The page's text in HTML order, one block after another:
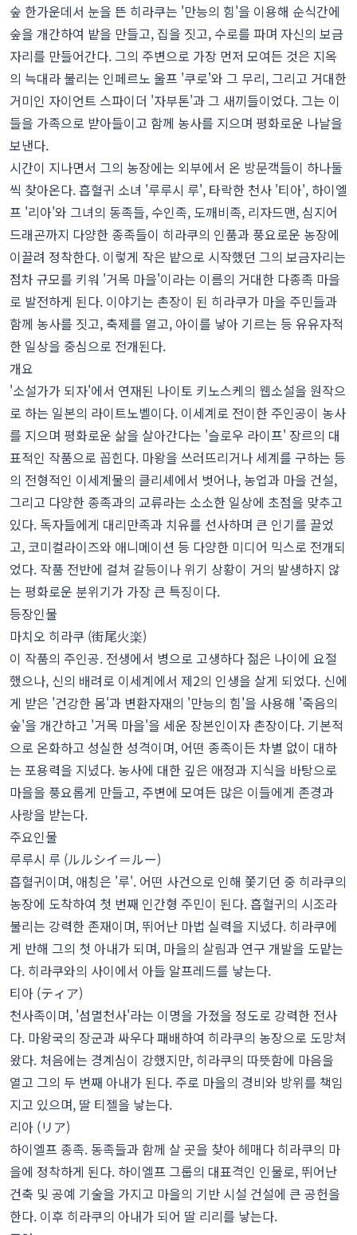
숲 한가운데서 눈을 뜬 히라쿠는 '만능의 힘'을 이용해 순식간에
숲을 개간하여 밭을 만들고, 집을 짓고, 수로를 파며 자신의 보금
자리를 만들어간다. 그의 주변으로 가장 먼저 모여든 것은 지옥
의 늑대라 불리는 인페르노 울프 '쿠로'와 그 무리, 그리고 거대한
거미인 자이언트 스파이더 '자부톤'과 그 새끼들이었다. 그는 이
들을 가족으로 받아들이고 함께 농사를 지으며 평화로운 나날을
보낸다.
시간이 지나면서 그의 농장에는 외부에서 온 방문객들이 하나둘
씩 찾아온다. 흡혈귀 소녀 '루루시 루', 타락한 천사 '티아', 하이엘
프 '리아'와 그녀의 동족들, 수인족, 도깨비족, 리자드맨, 심지어
드래곤까지 다양한 종족들이 히라쿠의 인품과 풍요로운 농장에
이끌려 정착한다. 이렇게 작은 밭으로 시작했던 그의 보금자리는
점차 규모를 키워 '거목 마을'이라는 이름의 거대한 다종족 마을
로 발전하게 된다. 이야기는 촌장이 된 히라쿠가 마을 주민들과
함께 농사를 짓고, 축제를 열고, 아이를 낳아 기르는 등 유유자적
한 일상을 중심으로 전개된다.
개요
'소설가가 되자'에서 연재된 나이토 키노스케의 웹소설을 원작으
로 하는 일본의 라이트노벨이다. 이세계로 전이한 주인공이 농사
를 지으며 평화로운 삶을 살아간다는 '슬로우 라이프' 장르의 대
표적인 작품으로 꼽힌다. 마왕을 쓰러뜨리거나 세계를 구하는 등
의 전형적인 이세계물의 클리셰에서 벗어나, 농업과 마을 건설,
그리고 다양한 종족과의 교류라는 소소한 일상에 초점을 맞추고
있다. 독자들에게 대리만족과 치유를 선사하며 큰 인기를 끌었
고, 코미컬라이즈와 애니메이션 등 다양한 미디어 믹스로 전개되
었다. 작품 전반에 걸쳐 갈등이나 위기 상황이 거의 발생하지 않
는 평화로운 분위기가 가장 큰 특징이다.
등장인물
마치오 히라쿠 (街尾火楽)
이 작품의 주인공. 전생에서 병으로 고생하다 젊은 나이에 요절
했으나, 신의 배려로 이세계에서 제2의 인생을 살게 되었다. 신에
게 받은 '건강한 몸'과 변환자재의 '만능의 힘'을 사용해 '죽음의
숲'을 개간하고 '거목 마을'을 세운 장본인이자 촌장이다. 기본적
으로 온화하고 성실한 성격이며, 어떤 종족이든 차별 없이 대하
는 포용력을 지녔다. 농사에 대한 깊은 애정과 지식을 바탕으로
마을을 풍요롭게 만들고, 주변에 모여든 많은 이들에게 존경과
사랑을 받는다.
주요인물
루루시 루 (ルルシイ＝ルー)
흡혈귀이며, 애칭은 '루'. 어떤 사건으로 인해 쫓기던 중 히라쿠의
농장에 도착하여 첫 번째 인간형 주민이 된다. 흡혈귀의 시조라
불리는 강력한 존재이며, 뛰어난 마법 실력을 지녔다. 히라쿠에
게 반해 그의 첫 아내가 되며, 마을의 살림과 연구 개발을 도맡는
다. 히라쿠와의 사이에서 아들 알프레드를 낳는다.
티아 (ティア)
천사족이며, '섬멸천사'라는 이명을 가졌을 정도로 강력한 전사
다. 마왕국의 장군과 싸우다 패배하여 히라쿠의 농장으로 도망쳐
왔다. 처음에는 경계심이 강했지만, 히라쿠의 따뜻함에 마음을
열고 그의 두 번째 아내가 된다. 주로 마을의 경비와 방위를 책임
지고 있으며, 딸 티젤을 낳는다.
리아 (リア)
하이엘프 종족. 동족들과 함께 살 곳을 찾아 헤매다 히라쿠의 마
을에 정착하게 된다. 하이엘프 그룹의 대표격인 인물로, 뛰어난
건축 및 공예 기술을 가지고 마을의 기반 시설 건설에 큰 공헌을
한다. 이후 히라쿠의 아내가 되어 딸 리리를 낳는다.